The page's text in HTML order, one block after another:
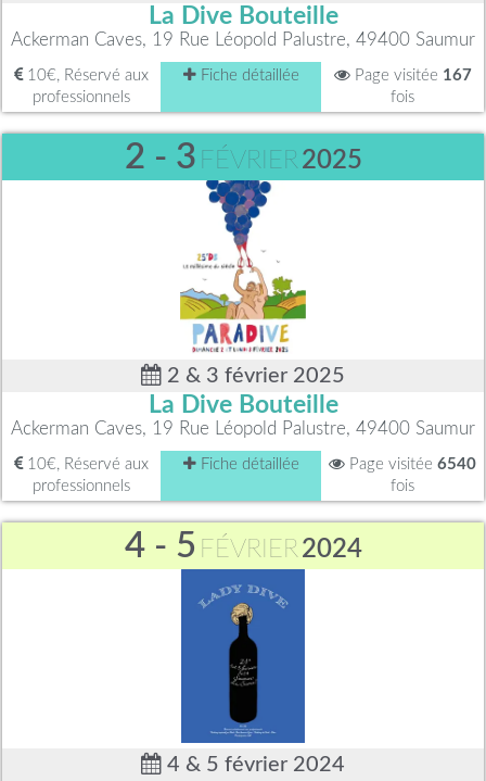
La Dive Bouteille
Ackerman Caves, 19 Rue Léopold Palustre, 49400 Saumur
10€, Réservé aux
professionnels
Fiche détaillée Page visitée 167
fois
2 - 3 FÉVRIER2025
2 & 3 février 2025
La Dive Bouteille
Ackerman Caves, 19 Rue Léopold Palustre, 49400 Saumur
10€, Réservé aux
professionnels
Fiche détaillée Page visitée 6540
fois
4 - 5 FÉVRIER2024
4 & 5 février 2024